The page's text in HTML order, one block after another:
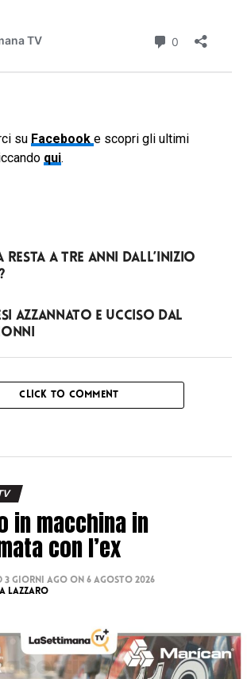
su Facebook e scopri gli ultimi
qui.
resta a tre anni dall’inizio
azzannato e ucciso dal
CLICK TO COMMENT
in macchina in
con l’ex
3 giorni ago on 6 Agosto 2026
Lazzaro